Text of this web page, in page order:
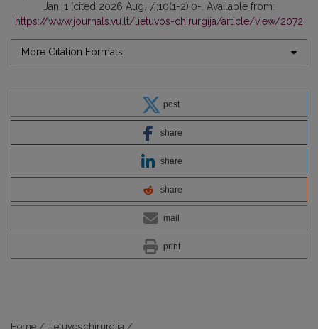
Jan. 1 [cited 2026 Aug. 7];10(1-2):0-. Available from:
https://www.journals.vu.lt/lietuvos-chirurgija/article/view/2072
More Citation Formats
post
share
share
share
mail
print
Home / Lietuvos chirurgija /